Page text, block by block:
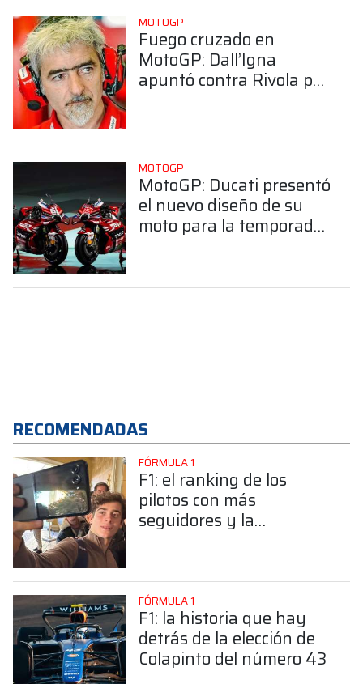
MOTOGP
Fuego cruzado en
MotoGP: Dall’Igna
apuntó contra Rivola por
MOTOGP
MotoGP: Ducati presentó
el nuevo diseño de su
moto para la temporada
RECOMENDADAS
FÓRMULA 1
F1: el ranking de los
pilotos con más
seguidores y la
FÓRMULA 1
F1: la historia que hay
detrás de la elección de
Colapinto del número 43